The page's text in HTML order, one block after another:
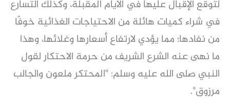
لتوقع الإقبال عليها في الأيام المقبلة، وكذلك التسارع
في شراء كميات هائلة من الاحتياجات الغذائية خوفًا
من نفادها؛ مما يؤدي لارتفاع أسعارها وغلائها، وهذا
ما نهى عنه الشرع الشريف من حرمة الاحتكار لقول
النبي صلى الله عليه وسلم: "المحتكر ملعون والجالب
مرزوق".